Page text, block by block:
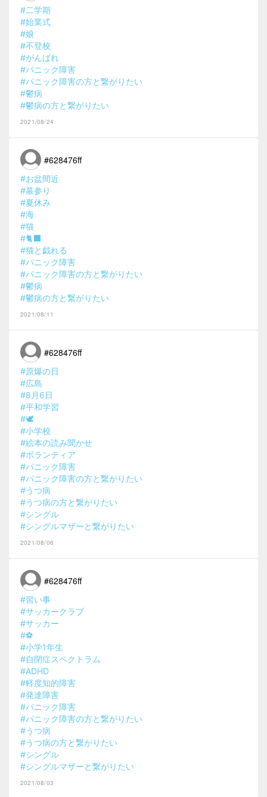
#二学期
#始業式
#娘
#不登校
#がんばれ
#パニック障害
#パニック障害の方と繋がりたい
#鬱病
#鬱病の方と繋がりたい
2021/08/24
#628476ff
#お盆間近
#墓参り
#夏休み
#海
#猫
#🐈‍⬛
#猫と戯れる
#パニック障害
#パニック障害の方と繋がりたい
#鬱病
#鬱病の方と繋がりたい
2021/08/11
#628476ff
#原爆の日
#広島
#8月6日
#平和学習
#🕊
#小学校
#絵本の読み聞かせ
#ボランティア
#パニック障害
#パニック障害の方と繋がりたい
#うつ病
#うつ病の方と繋がりたい
#シングル
#シングルマザーと繋がりたい
2021/08/06
#628476ff
#習い事
#サッカークラブ
#サッカー
#⚽️
#小学1年生
#自閉症スペクトラム
#ADHD
#軽度知的障害
#発達障害
#パニック障害
#パニック障害の方と繋がりたい
#うつ病
#うつ病の方と繋がりたい
#シングル
#シングルマザーと繋がりたい
2021/08/03